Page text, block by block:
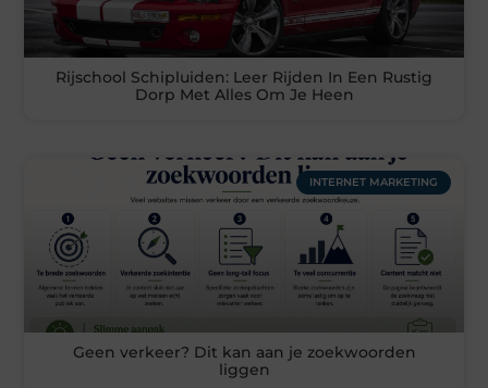
Rijschool Schipluiden: Leer Rijden In Een Rustig
Dorp Met Alles Om Je Heen
INTERNET MARKETING
Geen verkeer? Dit kan aan je zoekwoorden
liggen